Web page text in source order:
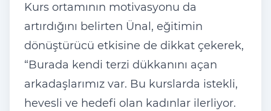
Kurs ortamının motivasyonu da
artırdığını belirten Ünal, eğitimin
dönüştürücü etkisine de dikkat çekerek,
“Burada kendi terzi dükkanını açan
arkadaşlarımız var. Bu kurslarda istekli,
hevesli ve hedefi olan kadınlar ilerliyor.